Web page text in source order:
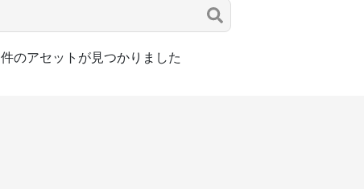
件のアセットが見つかりました